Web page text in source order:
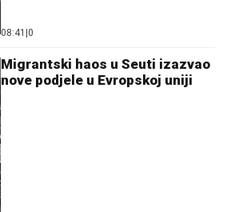
08:41 0
Migrantski haos u Seuti izazvao
nove podjele u Evropskoj uniji